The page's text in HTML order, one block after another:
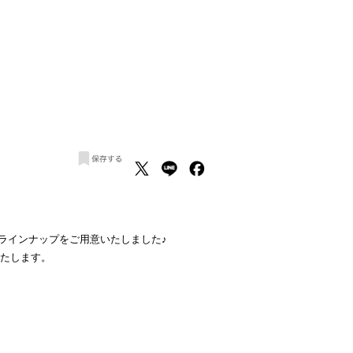
インナップをご用意いたしました♪
します。